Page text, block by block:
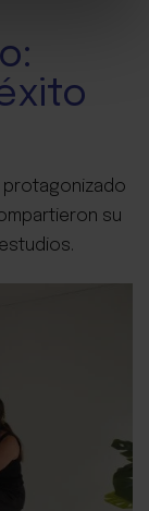
protagonizado
su